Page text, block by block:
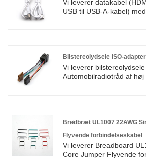
Vi leverer datakabel
USB til USB-A-kabel)
og Amerika. Vi forventer
langsigtede partner i Kina.
Bilstereolydsele ISO-
Vi leverer
Automobilradiotråd af høj
blive din langsigtede
Brødbræt UL1007 22AWG
Flyvende forbindelseskabel
Vi leverer Breadboard
Core Jumper Flyvende